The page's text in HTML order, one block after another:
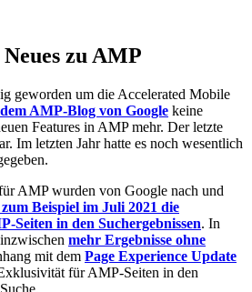
zu AMP
geworden um die Accelerated Mobile
AMP-Blog von Google keine
Features in AMP mehr. Der letzte
Im letzten Jahr hatte es noch wesentlich
AMP wurden von Google nach und
Beispiel im Juli 2021 die
Seiten in den Suchergebnissen. In
mehr Ergebnisse ohne
mit dem Page Experience Update
für AMP-Seiten in den